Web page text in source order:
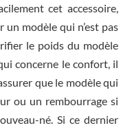
cet accessoire,
modèle qui n’est pas
le poids du modèle
concerne le confort, il
que le modèle qui
ou un rembourrage si
né. Si ce dernier